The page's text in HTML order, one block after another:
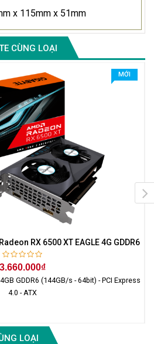
x 115mm x 51mm
CÙNG LOẠI
MỚI
RX 6500 XT EAGLE 4G GDDR6
3.660.000₫
GDDR6 (144GB/s - 64bit) - PCI Express
4.0 - ATX
LOẠI